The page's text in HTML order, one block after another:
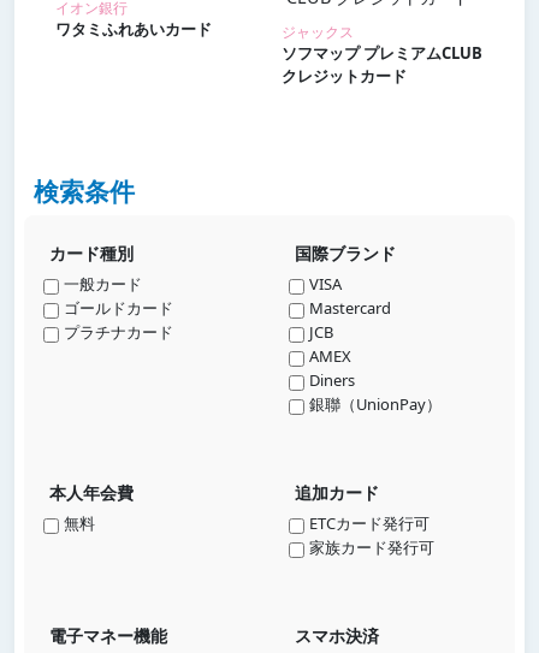
イオン銀行
ワタミふれあいカード ジャックス
ソフマップ プレミアムCLUB
クレジットカード
検索条件
カード種別
一般カード
ゴールドカード
プラチナカード
国際ブランド
VISA
Mastercard
JCB
AMEX
Diners
銀聯（UnionPay）
本人年会費
無料
追加カード
ETCカード発行可
家族カード発行可
電子マネー機能 スマホ決済